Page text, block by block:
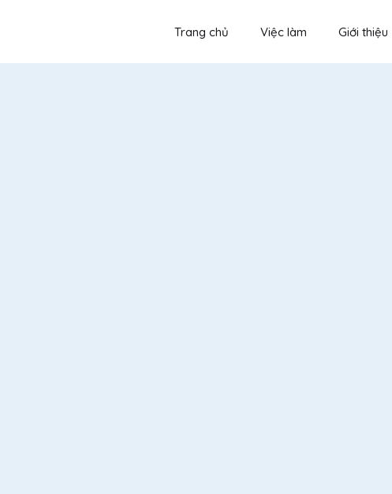
Trang chủ Việc làm Giới thiệu